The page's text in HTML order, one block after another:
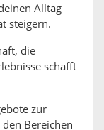
Alltag
steigern.
die
schafft
zur
Bereichen